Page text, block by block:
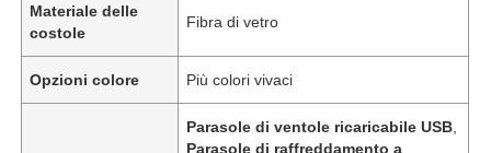
Materiale delle
costole
Fibra di vetro
Opzioni colore Più colori vivaci
Parasole di ventole ricaricabile USB
Parasole di raffreddamento a